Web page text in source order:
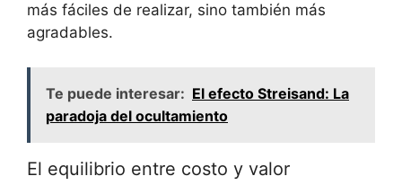
más fáciles de realizar, sino también más
agradables.
Te puede interesar: El efecto Streisand: La
paradoja del ocultamiento
El equilibrio entre costo y valor